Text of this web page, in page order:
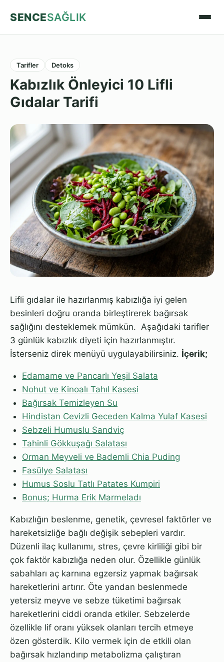
SENCESAĞLIK
Tarifler Detoks
Kabızlık Önleyici 10 Lifli
Gıdalar Tarifi
Lifli gıdalar ile hazırlanmış kabızlığa iyi gelen
besinleri doğru oranda birleştirerek bağırsak
sağlığını desteklemek mümkün. Aşağıdaki tarifler
3 günlük kabızlık diyeti için hazırlanmıştır.
İsterseniz direk menüyü uygulayabilirsiniz. İçerik;
Edamame ve Pancarlı Yeşil Salata
Nohut ve Kinoalı Tahıl Kasesi
Bağırsak Temizleyen Su
Hindistan Cevizli Geceden Kalma Yulaf Kasesi
Sebzeli Humuslu Sandviç
Tahinli Gökkuşağı Salatası
Orman Meyveli ve Bademli Chia Puding
Fasülye Salatası
Humus Soslu Tatlı Patates Kumpiri
Bonus; Hurma Erik Marmeladı
Kabızlığın beslenme, genetik, çevresel faktörler ve
hareketsizliğe bağlı değişik sebepleri vardır.
Düzenli ilaç kullanımı, stres, çevre kirliliği gibi bir
çok faktör kabızlığa neden olur. Özellikle günlük
sabahları aç karnına egzersiz yapmak bağırsak
hareketlerini artırır. Öte yandan beslenmede
yetersiz meyve ve sebze tüketimi bağırsak
hareketlerini ciddi oranda etkiler. Sebzelerde
özellikle lif oranı yüksek olanları tercih etmeye
özen gösterdik. Kilo vermek için de etkili olan
bağırsak hızlandırıp metabolizma çalıştıran